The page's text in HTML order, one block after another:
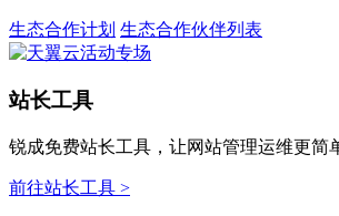
生态合作计划 生态合作伙伴列表
站长工具
锐成免费站长工具，让网站管理运维更简
前往站长工具 >